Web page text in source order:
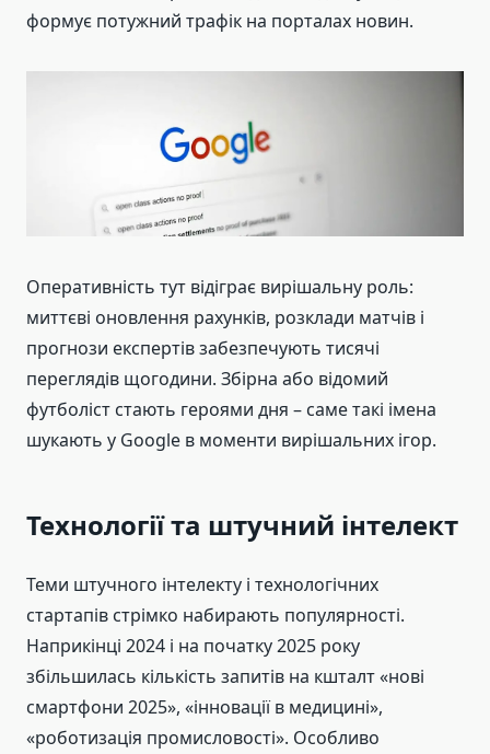
формує потужний трафік на порталах новин.
Оперативність тут відіграє вирішальну роль:
миттєві оновлення рахунків, розклади матчів і
прогнози експертів забезпечують тисячі
переглядів щогодини. Збірна або відомий
футболіст стають героями дня – саме такі імена
шукають у Google в моменти вирішальних ігор.
Технології та штучний інтелект
Теми штучного інтелекту і технологічних
стартапів стрімко набирають популярності.
Наприкінці 2024 і на початку 2025 року
збільшилась кількість запитів на кшталт «нові
смартфони 2025», «інновації в медицині»,
«роботизація промисловості». Особливо